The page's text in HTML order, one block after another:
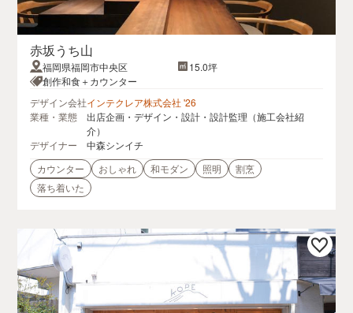
赤坂うち山
福岡県福岡市中央区
15.0坪
創作和食＋カウンター
デザイン会社インテクレア株式会社 '26
業種・業態
出店企画・デザイン・設計・設計監理（施工会社紹
介）
デザイナー
中森シンイチ
カウンター
おしゃれ 和モダン 照明
割烹
落ち着いた